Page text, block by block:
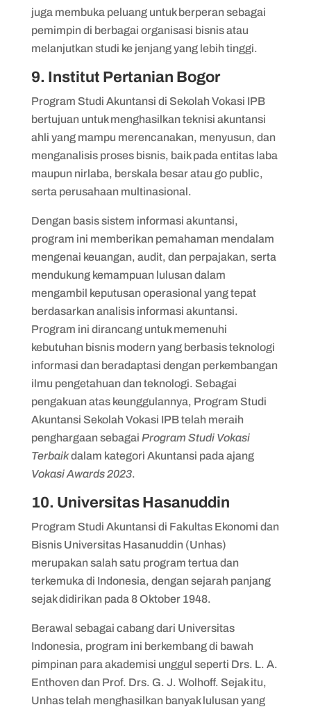
juga membuka peluang untuk berperan sebagai
pemimpin di berbagai organisasi bisnis atau
melanjutkan studi ke jenjang yang lebih tinggi.
9. Institut Pertanian Bogor
Program Studi Akuntansi di Sekolah Vokasi IPB
bertujuan untuk menghasilkan teknisi akuntansi
ahli yang mampu merencanakan, menyusun, dan
menganalisis proses bisnis, baik pada entitas laba
maupun nirlaba, berskala besar atau go public,
serta perusahaan multinasional.
Dengan basis sistem informasi akuntansi,
program ini memberikan pemahaman mendalam
mengenai keuangan, audit, dan perpajakan, serta
mendukung kemampuan lulusan dalam
mengambil keputusan operasional yang tepat
berdasarkan analisis informasi akuntansi.
Program ini dirancang untuk memenuhi
kebutuhan bisnis modern yang berbasis teknologi
informasi dan beradaptasi dengan perkembangan
ilmu pengetahuan dan teknologi. Sebagai
pengakuan atas keunggulannya, Program Studi
Akuntansi Sekolah Vokasi IPB telah meraih
penghargaan sebagai Program Studi Vokasi
Terbaikdalam kategori Akuntansi pada ajang
Vokasi Awards 2023.
10. Universitas Hasanuddin
Program Studi Akuntansi di Fakultas Ekonomi dan
Bisnis Universitas Hasanuddin (Unhas)
merupakan salah satu program tertua dan
terkemuka di Indonesia, dengan sejarah panjang
sejak didirikan pada 8 Oktober 1948.
Berawal sebagai cabang dari Universitas
Indonesia, program ini berkembang di bawah
pimpinan para akademisi unggul seperti Drs. L. A.
Enthoven dan Prof. Drs. G. J. Wolhoff. Sejak itu,
Unhas telah menghasilkan banyak lulusan yang